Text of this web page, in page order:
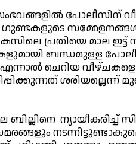
സംഭവങ്ങളില്‍ പോലീസിന്
ഗുണ്ടകളുടെ
പ്രതിയെ മാല ഇട്ട്
ബന്ധമുള്ള
ചെറിയ
ശരിയല്ലെന്ന്
ന്യായീകരിച്ച്